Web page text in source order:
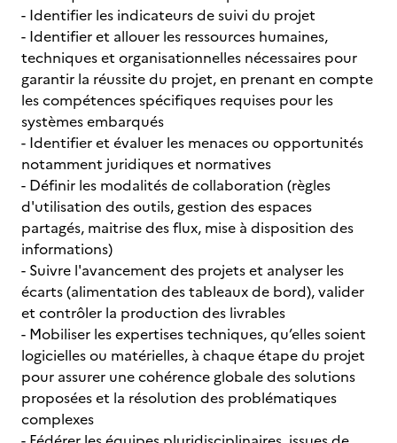
- Identifier les indicateurs de suivi du projet
- Identifier et allouer les ressources humaines,
techniques et organisationnelles nécessaires pour
garantir la réussite du projet, en prenant en compte
les compétences spécifiques requises pour les
systèmes embarqués
- Identifier et évaluer les menaces ou opportunités
notamment juridiques et normatives
- Définir les modalités de collaboration (règles
d'utilisation des outils, gestion des espaces
partagés, maitrise des flux, mise à disposition des
informations)
- Suivre l'avancement des projets et analyser les
écarts (alimentation des tableaux de bord), valider
et contrôler la production des livrables
- Mobiliser les expertises techniques, qu’elles soient
logicielles ou matérielles, à chaque étape du projet
pour assurer une cohérence globale des solutions
proposées et la résolution des problématiques
complexes